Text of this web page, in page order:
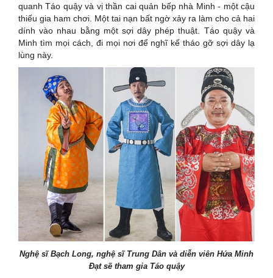
quanh Táo quậy và vị thần cai quản bếp nhà Minh - một cậu
thiếu gia ham chơi. Một tai nạn bất ngờ xảy ra làm cho cả hai
dính vào nhau bằng một sợi dây phép thuật. Táo quậy và
Minh tìm mọi cách, đi mọi nơi để nghĩ kế tháo gỡ sợi dây lạ
lùng này.
Nghệ sĩ Bạch Long, nghệ sĩ Trung Dân và diễn viên Hứa Minh
Đạt sẽ tham gia Táo quậy